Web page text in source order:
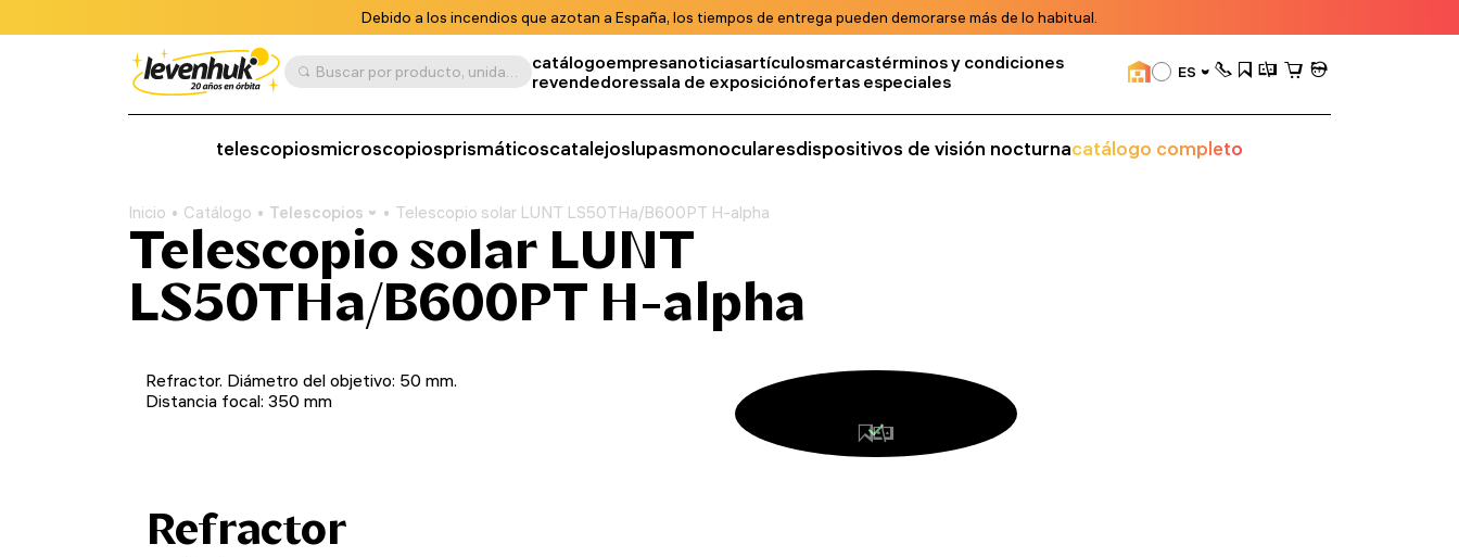
Debido a los incendios que azotan a España, los tiempos de entrega pueden demorarse más de lo habitual.
Buscar por producto, unidad de almacenamiento, categoría, etc. catálogoempresanoticiasartículosmarcastérminos y condiciones
revendedoressala de exposiciónofertas especiales ES
telescopiosmicroscopiosprismáticoscatalejoslupasmonocularesdispositivos de visión nocturnacatálogo completo
Inicio Catálogo Telescopios Telescopio solar LUNT LS50THa/B600PT H-alpha
Telescopio solar LUNT
LS50THa/B600PT H-alpha
Refractor. Diámetro del objetivo: 50 mm.
Distancia focal: 350 mm
Refractor